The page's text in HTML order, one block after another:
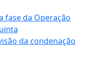
fase da Operação
da condenação